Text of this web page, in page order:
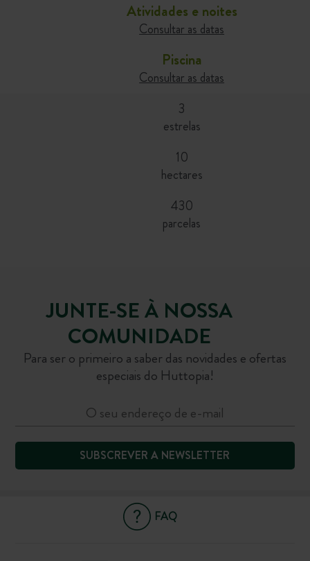
Atividades e noites
Consultar as datas
Piscina
Consultar as datas
3
estrelas
10
hectares
430
parcelas
JUNTE-SE À NOSSA
COMUNIDADE
Para ser o primeiro a saber das novidades e ofertas
especiais do Huttopia!
SUBSCREVER A NEWSLETTER
FAQ